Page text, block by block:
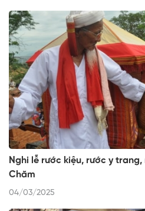
Nghi lễ rước kiệu, rước y
Chăm
04/03/2025